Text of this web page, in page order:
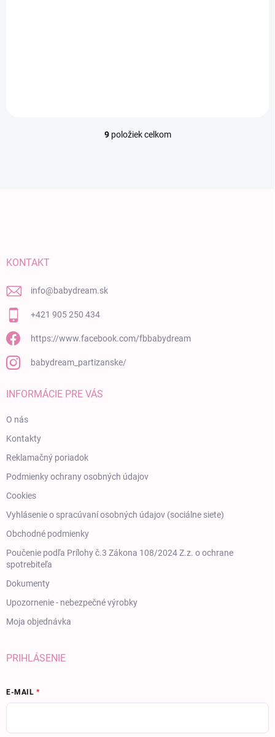
Ovládacie prvky výpisu
9položiek celkom
KONTAKT
info@babydream.sk
+421 905 250 434
https://www.facebook.com/fbbabydream
babydream_partizanske/
INFORMÁCIE PRE VÁS
O nás
Kontakty
Reklamačný poriadok
Podmienky ochrany osobných údajov
Cookies
Vyhlásenie o spracúvaní osobných údajov (sociálne siete)
Obchodné podmienky
Poučenie podľa Prílohy č.3 Zákona 108/2024 Z.z. o ochrane
spotrebiteľa
Dokumenty
Upozornenie - nebezpečné výrobky
Moja objednávka
PRIHLÁSENIE
E-MAIL